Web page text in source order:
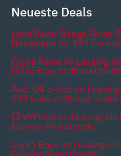
Neueste Deals
Land Rover Range Rover
Neuwagen für 399 Euro
Cupra Raval im Leasing
[316] Euro im Monat
Audi Q4 e-tron im
549 Euro im Monat brutto
💥 VW Golf im Leasing
Euro im Monat netto
Cupra Born im Leasing
Euro im Monat brutto